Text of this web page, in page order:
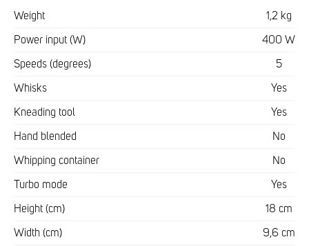
Weight 1,2 kg
Power input (W) 400 W
Speeds (degrees) 5
Whisks Yes
Kneading tool Yes
Hand blended No
Whipping container No
Turbo mode Yes
Height (cm) 18 cm
Width (cm) 9,6 cm